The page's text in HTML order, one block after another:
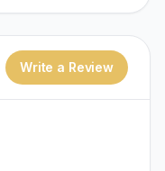
Write a Review